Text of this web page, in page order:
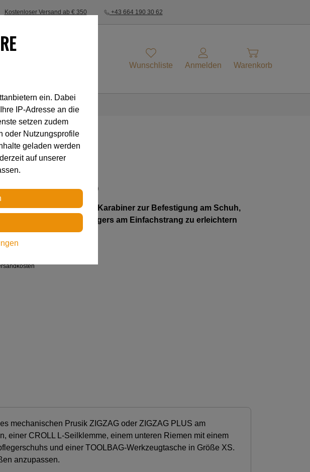
Kostenloser Versand ab € 350 +43 664 190 30 62
Wunschliste Anmelden Warenkorb
ASCENT CLIP
System mit Karabiner zur Befestigung am Schuh,
Aufstieg des Baumpflegers am Einfachstrang zu erleichtern
mechanischen Prusik ZIGZAG oder ZIGZAG PLUS am
einer CROLL L-Seilklemme, einem unteren Riemen mit einem
und einer TOOLBAG-Werkzeugtasche in Größe XS.
anzupassen.
ein. Dabei
IP-Adresse an die
setzen zudem
oder Nutzungsprofile
geladen werden
auf unserer